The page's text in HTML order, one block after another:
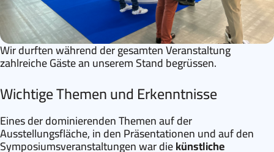
Wir durften während der gesamten Veranstaltung
zahlreiche Gäste an unserem Stand begrüssen.
Wichtige Themen und Erkenntnisse
Eines der dominierenden Themen auf der
Ausstellungsfläche, in den Präsentationen und auf den
Symposiumsveranstaltungen war diekünstliche